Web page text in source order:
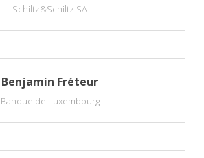
Schiltz&Schiltz SA
Benjamin Fréteur
Banque de Luxembourg